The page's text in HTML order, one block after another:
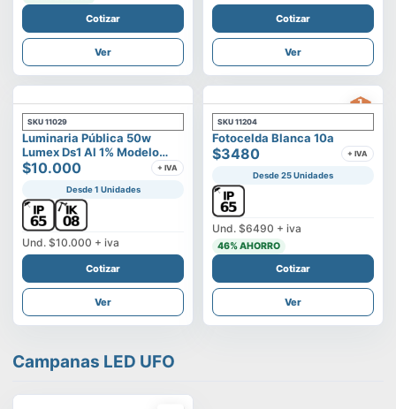
Cotizar
Ver
Cotizar
Ver
SKU 11029
Luminaria Pública 50w
Lumex Ds1 Al 1% Modelo
Vega
$10.000 + IVA
Desde 1 Unidades
Und. $10.000 + iva
Cotizar
Ver
SKU 11204
Fotocelda Blanca 10a
$3480 + IVA
Desde 25 Unidades
Und. $6490 + iva
46% AHORRO
Cotizar
Ver
Campanas LED UFO